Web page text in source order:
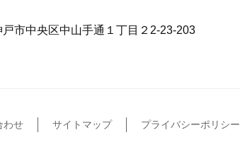
市中央区中山手通１丁目２2-23-203
わせ サイトマップ プライバシーポリシー